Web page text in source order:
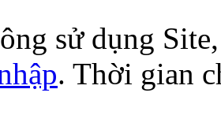
sử dụng
. Thời gian